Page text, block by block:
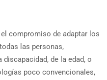
compromiso de adaptar los
las personas,
discapacidad, de la edad, o
poco convencionales,